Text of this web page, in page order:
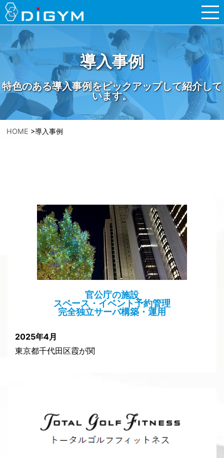
導入事例
特色のある導入事例をピックアップして紹介して
います。
HOME >導入事例
官公庁の施設
スペース・イベント予約管理
完全独立サーバ構築・運用
2025年4月
東京都千代田区霞が関